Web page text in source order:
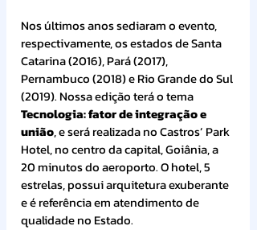
Nos últimos anos sediaram o evento,
respectivamente, os estados de Santa
Catarina (2016), Pará (2017),
Pernambuco (2018) e Rio Grande do Sul
(2019). Nossa edição terá o tema
Tecnologia: fator de integração e
união, e será realizada no Castros’ Park
Hotel, no centro da capital, Goiânia, a
20 minutos do aeroporto. O hotel, 5
estrelas, possui arquitetura exuberante
e é referência em atendimento de
qualidade no Estado.